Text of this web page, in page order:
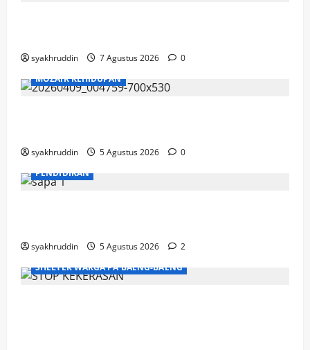
syakhruddin 7 Agustus 2026
0
MOZAIK KEHIDUPAN
syakhruddin 5 Agustus 2026
0
PENDIDIKAN
syakhruddin 5 Agustus 2026
2
SHELTER WARGA PA'BAENG-BAENG